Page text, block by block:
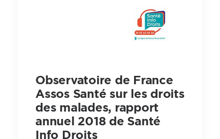
Observatoire de France
Assos Santé sur les droits
des malades, rapport
annuel 2018 de Santé
Info Droits